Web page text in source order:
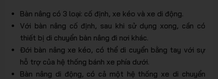
Bàn nâng có 3 loại: cố định, xe kéo và xe di động.
Với bàn nâng cố định, sau khi sử dụng xong, cần có
thiết bị di chuyển bàn nâng đi nơi khác.
Đới bàn nâng xe kéo, có thể di cuyển bằng tay với sự
hỗ trợ của hệ thống bánh xe phía dưới.
Bàn nâng di động, có cả một hệ thống xe di chuyển